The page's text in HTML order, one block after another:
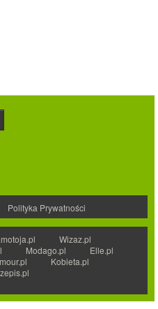
Polityka Prywatności
Wizaz.pl
Modago.pl
Elle.pl
Kobieta.pl